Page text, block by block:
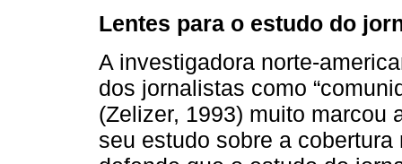
Lentes para o estudo do
A investigadora norte-
dos jornalistas como
(Zelizer, 1993) muito marcou
seu estudo sobre a